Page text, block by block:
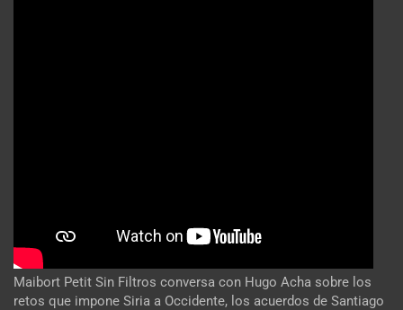
Maibort Petit Sin Filtros conversa con Hugo Acha sobre los
retos que impone Siria a Occidente, los acuerdos de Santiago